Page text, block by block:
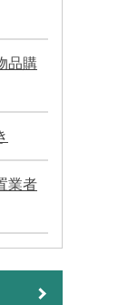
品購
業者